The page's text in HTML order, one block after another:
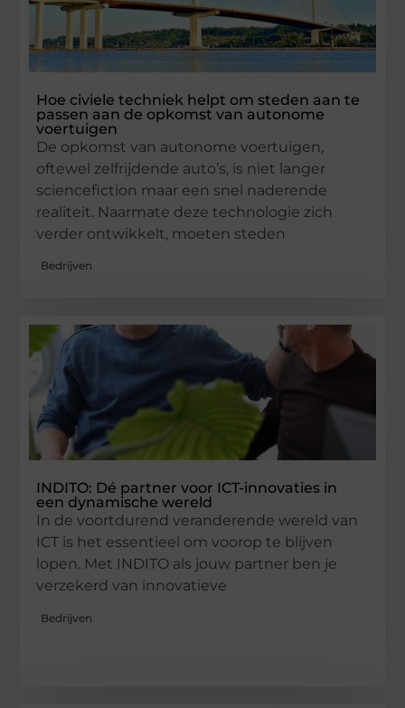
Hoe civiele techniek helpt om steden aan te
passen aan de opkomst van autonome
voertuigen
De opkomst van autonome voertuigen,
oftewel zelfrijdende auto’s, is niet langer
sciencefiction maar een snel naderende
realiteit. Naarmate deze technologie zich
verder ontwikkelt, moeten steden
Bedrijven
INDITO: Dé partner voor ICT-innovaties in
een dynamische wereld
In de voortdurend veranderende wereld van
ICT is het essentieel om voorop te blijven
lopen. Met INDITO als jouw partner ben je
verzekerd van innovatieve
Bedrijven